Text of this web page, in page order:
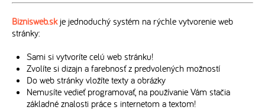
Biznisweb.skje jednoduchý systém na rýchle vytvorenie web
stránky:
Sami si vytvoríte celú web stránku!
Zvolíte si dizajn a farebnosť z predvolených možností
Do web stránky vložíte texty a obrázky
Nemusíte vedieť programovať, na používanie Vám stačia
základné znalosti práce s internetom a textom!